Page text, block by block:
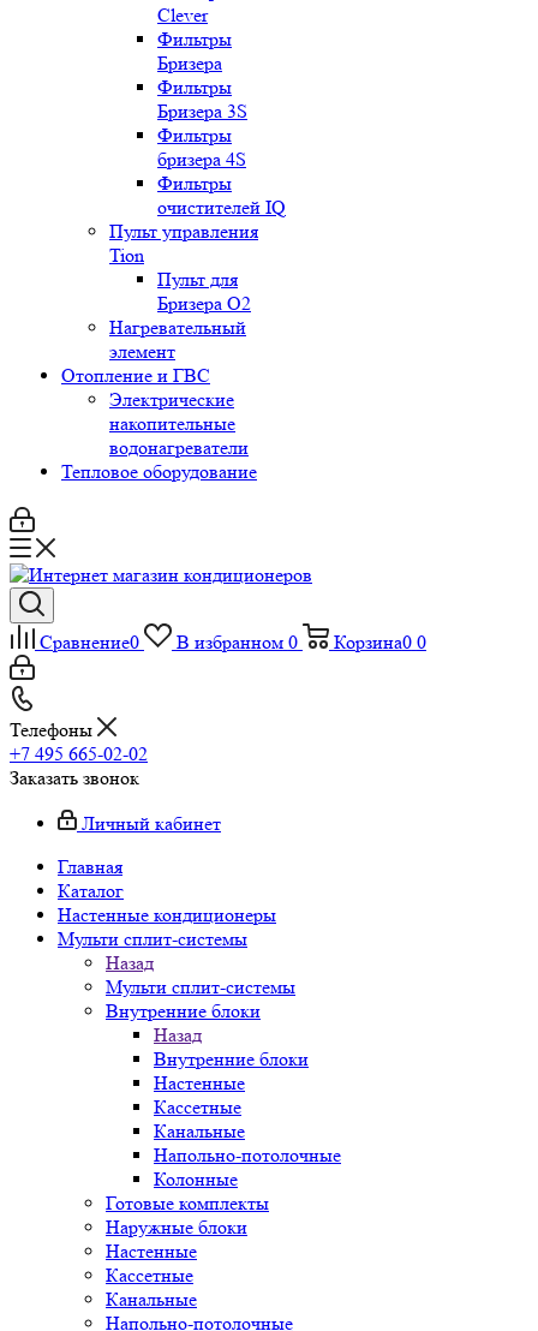
Clever
Фильтры
Бризера
Фильтры
Бризера 3S
Фильтры
бризера 4S
Фильтры
очистителей IQ
Пульт управления
Tion
Пульт для
Бризера O2
Нагревательный
элемент
Отопление и ГВС
Электрические
накопительные
водонагреватели
Тепловое оборудование
Сравнение0 В избранном 0 Корзина0 0
Телефоны
+7 495 665-02-02
Заказать звонок
Личный кабинет
Главная
Каталог
Настенные кондиционеры
Мульти сплит-системы
Назад
Мульти сплит-системы
Внутренние блоки
Назад
Внутренние блоки
Настенные
Кассетные
Канальные
Напольно-потолочные
Колонные
Готовые комплекты
Наружные блоки
Настенные
Кассетные
Канальные
Напольно-потолочные